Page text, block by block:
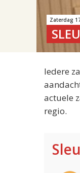
Zaterdag
Iedere
actuele
regio.